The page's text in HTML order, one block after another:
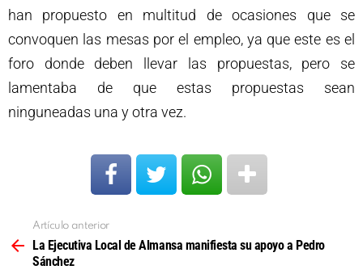
han propuesto en multitud de ocasiones que se
convoquen las mesas por el empleo, ya que este es el
foro donde deben llevar las propuestas, pero se
lamentaba de que estas propuestas sean
ninguneadas una y otra vez.
más
Artículo anterior
La Ejecutiva Local de Almansa manifiesta su apoyo a Pedro
Sánchez